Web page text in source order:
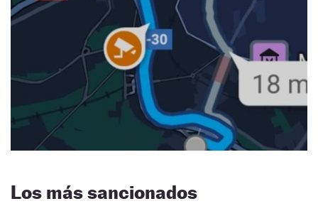
Los más sancionados